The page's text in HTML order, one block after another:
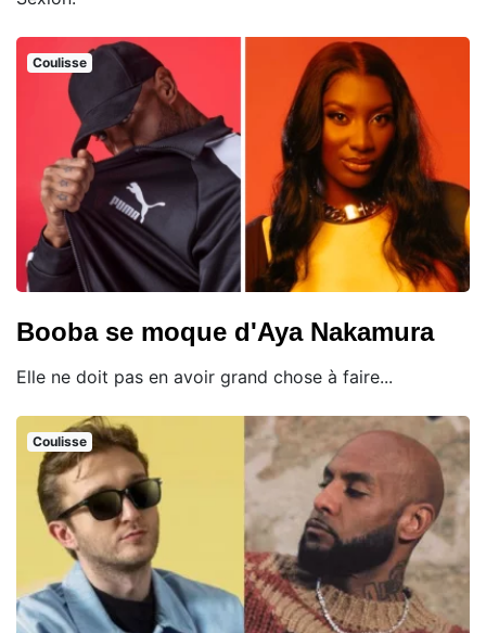
Coulisse
Booba se moque d'Aya Nakamura
Elle ne doit pas en avoir grand chose à faire...
Coulisse